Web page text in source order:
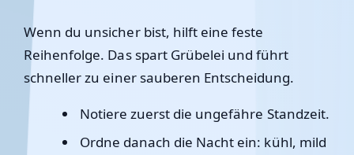
Wenn du unsicher bist, hilft eine feste
Reihenfolge. Das spart Grübelei und führt
schneller zu einer sauberen Entscheidung.
Notiere zuerst die ungefähre Standzeit.
Ordne danach die Nacht ein: kühl, mild